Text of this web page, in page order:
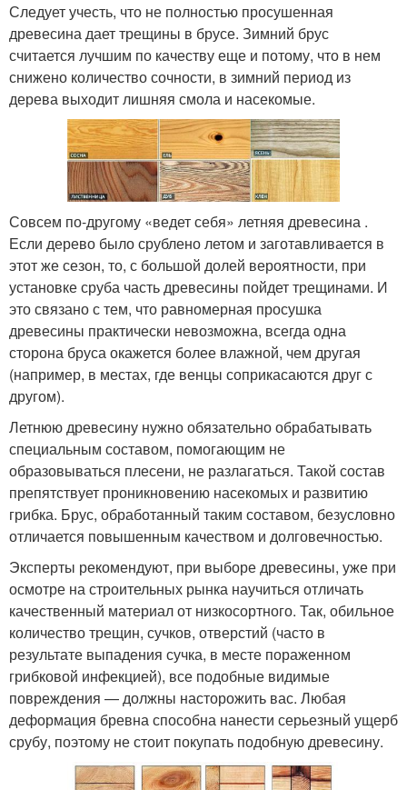
Следует учесть, что не полностью просушенная
древесина дает трещины в брусе. Зимний брус
считается лучшим по качеству еще и потому, что в нем
снижено количество сочности, в зимний период из
дерева выходит лишняя смола и насекомые.
Совсем по-другому «ведет себя» летняя древесина .
Если дерево было срублено летом и заготавливается в
этот же сезон, то, с большой долей вероятности, при
установке сруба часть древесины пойдет трещинами. И
это связано с тем, что равномерная просушка
древесины практически невозможна, всегда одна
сторона бруса окажется более влажной, чем другая
(например, в местах, где венцы соприкасаются друг с
другом).
Летнюю древесину нужно обязательно обрабатывать
специальным составом, помогающим не
образовываться плесени, не разлагаться. Такой состав
препятствует проникновению насекомых и развитию
грибка. Брус, обработанный таким составом, безусловно
отличается повышенным качеством и долговечностью.
Эксперты рекомендуют, при выборе древесины, уже при
осмотре на строительных рынка научиться отличать
качественный материал от низкосортного. Так, обильное
количество трещин, сучков, отверстий (часто в
результате выпадения сучка, в месте пораженном
грибковой инфекцией), все подобные видимые
повреждения — должны насторожить вас. Любая
деформация бревна способна нанести серьезный ущерб
срубу, поэтому не стоит покупать подобную древесину.